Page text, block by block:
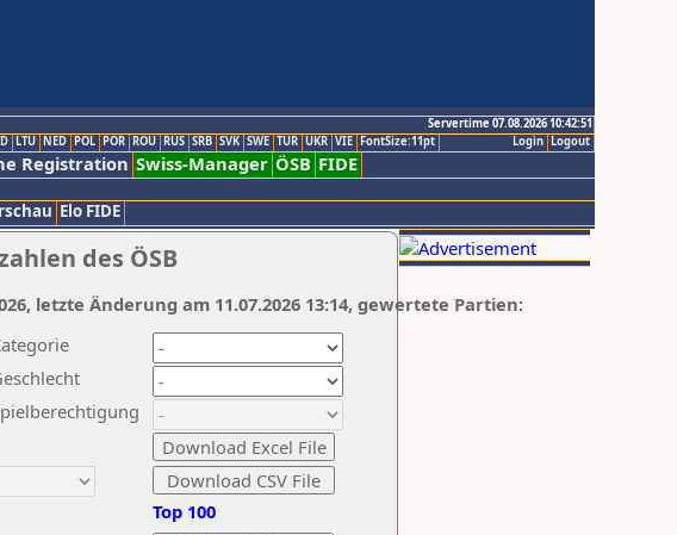
Servertime 07.08.2026 10:42:51
Logout
Login
LTU NED POL POR ROU RUS SRB SVK SWE TUR UKR VIE FontSize:11pt
Registration Swiss-Manager ÖSB FIDE
Elo FIDE
des ÖSB
Top 100
letzte Änderung am 11.07.2026 13:14, gewertete Partien: